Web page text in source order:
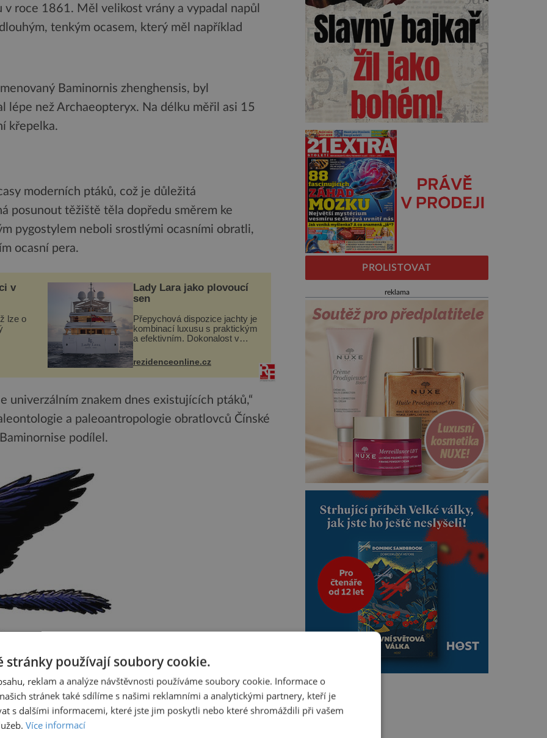
roce 1861. Měl velikost vrány a vypadal napůl
tenkým ocasem, který měl například
Baminornis zhenghensis, byl
lépe než Archaeopteryx. Na délku měřil asi 15
křepelka.
moderních ptáků, což je důležitá
posunout těžiště těla dopředu směrem ke
pygostylem neboli srostlými ocasními obratli,
ocasní pera.
v
lze o
do
Lady Lara jako plovoucí
sen
Přepychová dispozice jachty je
kombinací luxusu s praktickým
a efektivním. Dokonalost v
značka Fendi Casa, kterou byly
vybaveny její paluby. Monacký
přístav nabízí každoročn...
rezidenceonline.cz
univerzálním znakem dnes existujících ptáků,“
a paleoantropologie obratlovců Čínské
podílel.
PROLISTOVAT
reklama
stránky používají soubory cookie.
reklam a analýze návštěvnosti používáme soubory cookie. Informace o
stránek také sdílíme s našimi reklamními a analytickými partnery, kteří je
s dalšími informacemi, které jste jim poskytli nebo které shromáždili při vašem
Více informací